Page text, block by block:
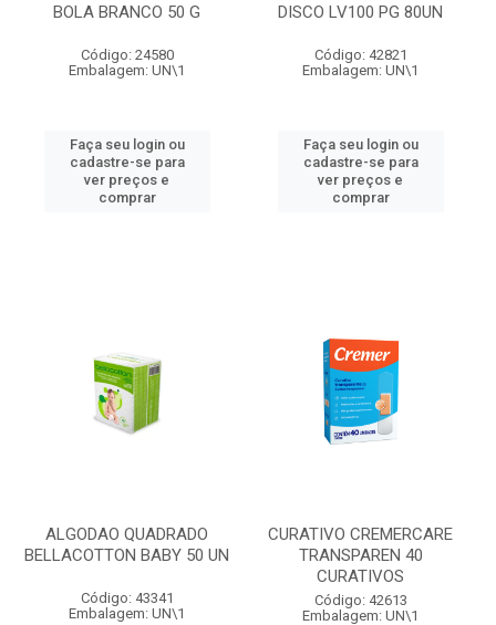
BOLA BRANCO 50 G
Código: 24580
Embalagem: UN\1
Faça seu login ou
cadastre-se para
ver preços e
comprar
DISCO LV100 PG 80UN
Código: 42821
Embalagem: UN\1
Faça seu login ou
cadastre-se para
ver preços e
comprar
ALGODAO QUADRADO
BELLACOTTON BABY 50 UN
Código: 43341
Embalagem: UN\1
CURATIVO CREMERCARE
TRANSPAREN 40
CURATIVOS
Código: 42613
Embalagem: UN\1